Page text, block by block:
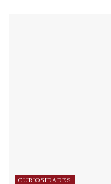
CURIOSIDADES